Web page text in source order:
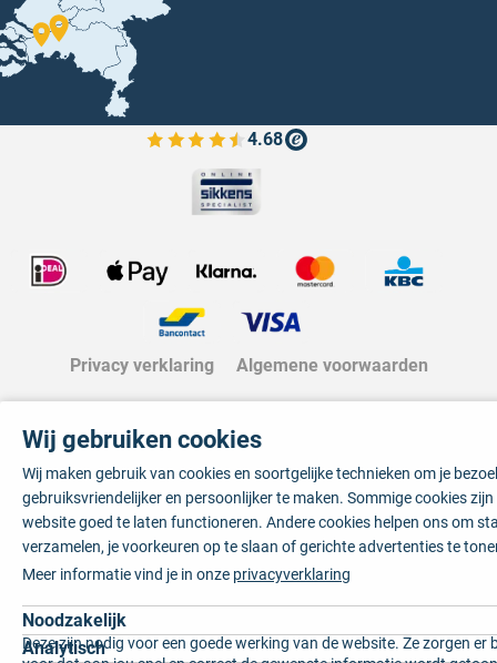
4.68
Bekijk de verfplaza beoordelingen
Privacy verklaring Algemene voorwaarden
Wij gebruiken cookies
Wij maken gebruik van cookies en soortgelijke technieken om je
gebruiksvriendelijker en persoonlijker te maken. Sommige cookies
website goed te laten functioneren. Andere cookies helpen ons om
verzamelen, je voorkeuren op te slaan of gerichte advertenties te
Meer informatie vind je in onze privacyverklaring
Noodzakelijk
Deze zijn nodig voor een goede werking van de website. Ze zorgen er
Analytisch